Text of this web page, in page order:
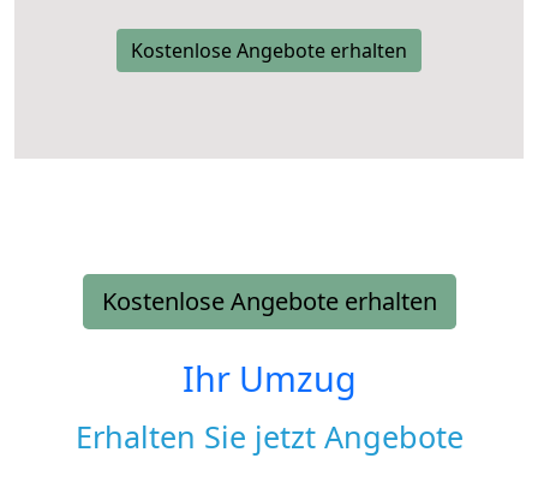
Kostenlose Angebote erhalten
Kostenlose Angebote erhalten
Ihr Umzug
Erhalten Sie jetzt Angebote